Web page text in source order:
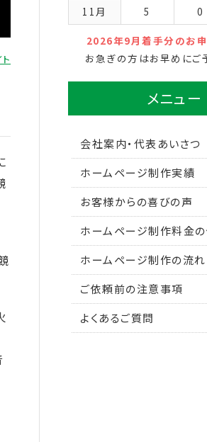
11月
5 0
2026年9月着手分のお
お急ぎの方はお早めにご
メニュー
会社案内・代表あいさつ
ホームページ制作実績
お客様からの喜びの声
ホームページ制作料金
ホームページ制作の流れ
ご依頼前の注意事項
よくあるご質問